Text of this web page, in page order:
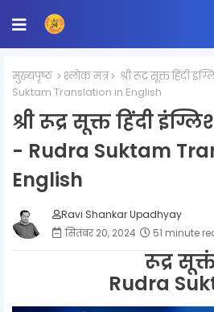
मुख्यपृष्ठ श्लोक मंत्र
श्री रूद्र सूक्त हिंदी
Suktam Translation in English
श्री रूद्र सूक्त हिंदी
- Rudra Suktam
English
Ravi Shankar Upadhyay
सितंबर 20, 2024
51 minute
रूद्र
Rudra